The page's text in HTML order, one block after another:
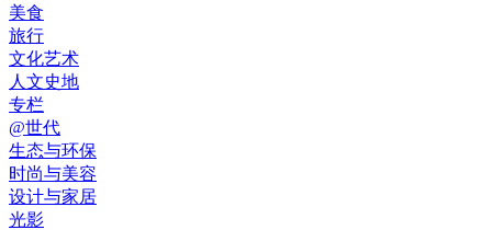
美食
旅行
文化艺术
人文史地
专栏
@世代
生态与环保
时尚与美容
设计与家居
光影